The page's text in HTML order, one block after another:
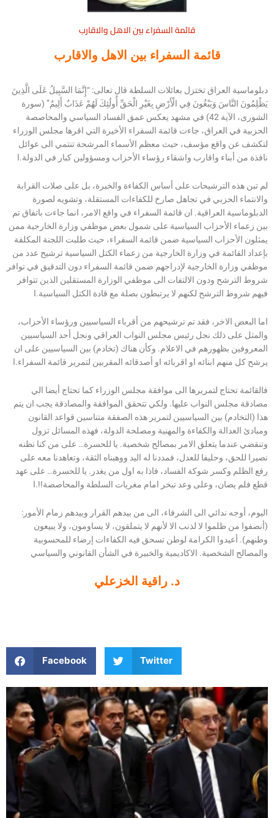
قائمة السفراء بين الاهل والاقارب
قائمة السفراء بين الاهل والاقارب
دبلوماسية العراق تختزل بعائلات السلطة قال تعالى: “إِنَّمَا السَّبِيلُ عَلَى الَّذِينَ
يَظْلِمُونَ النَّاسَ وَيَبْغُونَ فِي الْأَرْضِ بِغَيْرِ الْحَقِّ أُولَٰئِكَ لَهُمْ عَذَابٌ أَلِيمٌ” (سورة
الشورى، الآية 42) في مشهد يعكس عمق الفساد السياسي والمحاصصة
الحزبية في العراق، جاءت قائمة السفراء الأخيرة التي اقرها مجلس الوزراء
لتكشف عن واقع مؤسف، حيث معظم الأسماء المرشحة تنتمي الى عوائل
نافذة من أبناء واقارب واشقاء رؤساء الأحزاب ومسؤولين كبار في الدولة.ا
لم تبن هذه الترشيحات على أساس الكفاءة والخبرة، بل على صلات القرابة
والانتماء الحزبي في تجاهل صارخ للكفاءات المستقلة، وتشويه لصورة
الدبلوماسية العراقية. ان قائمة السفراء في واقع الامر، انما جاءت باتفاق تم
بين زعماء الأحزاب السياسية على شمول بعض موظفي وزارة الخارجية ممن
يمثلون الأحزاب السياسية ضمن قائمة السفراء، حيث طلبت اللجنة المكلفة
بإعداد القائمة في وزارة الخارجية من زعماء الكتل السياسية ترشيح عدد من
موظفي وزارة الخارجية لإدراجهم ضمن قائمة السفراء دون التدقيق في توافر
شروط الترشح ودون الالتفات الى موظفي الوزارة المستقلين الذين تتوافر
فيهم شروط الترشح لكنهم لا يرتبطون بصلة مع قادة الكتل السياسية.ا
اما البعض الاخر، فقد تم ترشيحهم من أقرباء السياسيين ورؤساء الأحزاب،
والمثل على ذلك نجل رئيس مجلس النواب العراقي ونجل أحد السياسيين
المعروفين بظهورهم في الاعلام. وكأن هناك (تخادم) بين السياسيين على ان
يرشح كل منهم ابنائه او اقربائه او أصدقائه المقربين لتمرير قائمة السفراء.ا
فالقائمة تحتاج لتمريرها الى موافقة مجلس الوزراء كما تحتاج أيضا الي
مصادقة مجلس النواب عليها. ولكي تتحقق الموافقة والمصادقة يجب ان يتم
هذا (التخادم) بين السياسيين لتمرير هذه الصفقة متناسين قواعد القانون
ومبادئ العدالة والكفاءة والمهنية ومصلحة الدولة، فهذه المسائل تزول
وتنقضي عندما يتعلق الامر بمصالح شخصية. يا للحسرة… على من كنا نظنه
نصيرا للحق، وحليفا للعدل، فمددنا له اليد ووهبناه الثقة، وتعاهدنا معه على
رفع الظلم وكسر شوكة الفساد، فاذا به اول من يغدر. يا للحسرة… على عهد
قطع فلم يصان، وعلى وعد تبخر امام مغريات السلطة والمحاصصة!!.ا
اليوم، أوجه ندائي الى الشرفاء، الى من بيدهم القرار وبيدهم زمام الأمور:
(أنصفوا من ظلموا لا لذنب الا لأنهم لا يتملقون، لا يساومون، ولا يبيعون
وطنهم). أعيدوا الكرامة لوطن تسحق فيه الكفاءات إرضاء للمحسوبية
والمصالح الشخصية. الاكاديمية والخبيرة في الشأن القانوني والسياسي
د. راقية الخزعلي
Facebook Twitter